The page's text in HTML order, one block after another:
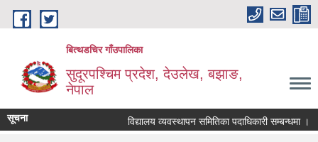
Skip to main content
बित्थडचिर गाँउपालिका
सुदूरपश्चिम प्रदेश, देउलेख, बझाङ,
नेपाल
सूचना विद्यालय व्यवस्थापन समितिका पदाधिकारी सम्बन्धमा ।